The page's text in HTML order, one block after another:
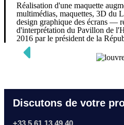
Réalisation d'une maquette
multimédias, maquettes, 3D du
design graphique des écrans —
d'interprétation du Pavillon de
2016 par le président de la
Discutons de votre
+33 5 61 13 49 40